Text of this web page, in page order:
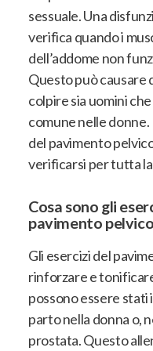
sessuale. Una
verifica quando i
dell’addome non
Questo può causare
colpire sia uomini
comune nelle
del pavimento
verificarsi per tutta
Cosa sono gli
pavimento
Gli esercizi del
rinforzare e
possono essere
parto nella donna o,
prostata. Questo